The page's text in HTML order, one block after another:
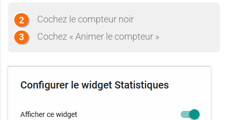
l
a
Cochez le compteur noir
Cochez « Animer le compteur »